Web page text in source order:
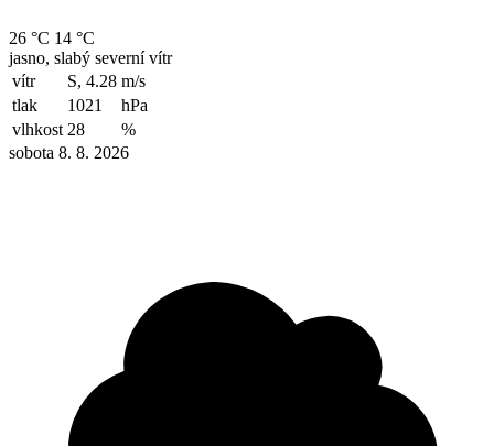
26 °C 14 °C
jasno, slabý severní vítr
vítr
S, 4.28 m/s
tlak
1021
hPa
vlhkost 28
%
sobota 8. 8. 2026